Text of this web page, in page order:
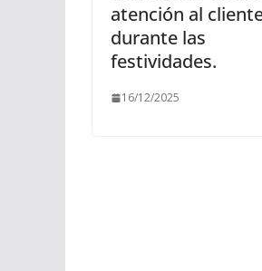
atención al
durante las
festividades.
16/12/2025